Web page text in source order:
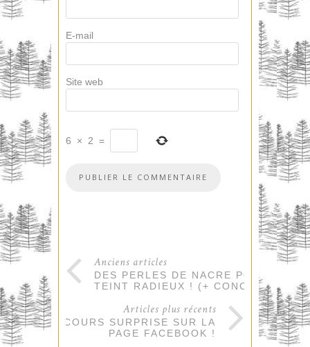
E-mail
Site web
6 × 2 =
Anciens articles
DES PERLES DE NACRE POUR UN
TEINT RADIEUX ! (+ CONCOURS)
Articles plus récents
CONCOURS SURPRISE SUR LA
PAGE FACEBOOK !